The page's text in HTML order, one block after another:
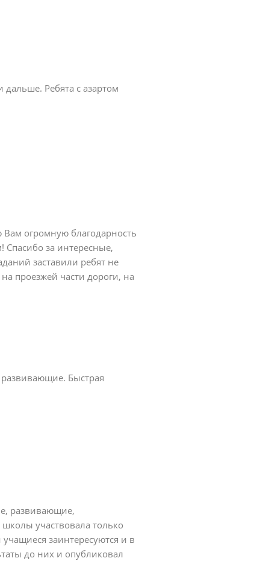
Ребята с азартом
огромную благодарность
за интересные,
заставили ребят не
проезжей части дороги, на
Быстрая
развивающие,
участвовала только
заинтересуются и в
до них и опубликовал